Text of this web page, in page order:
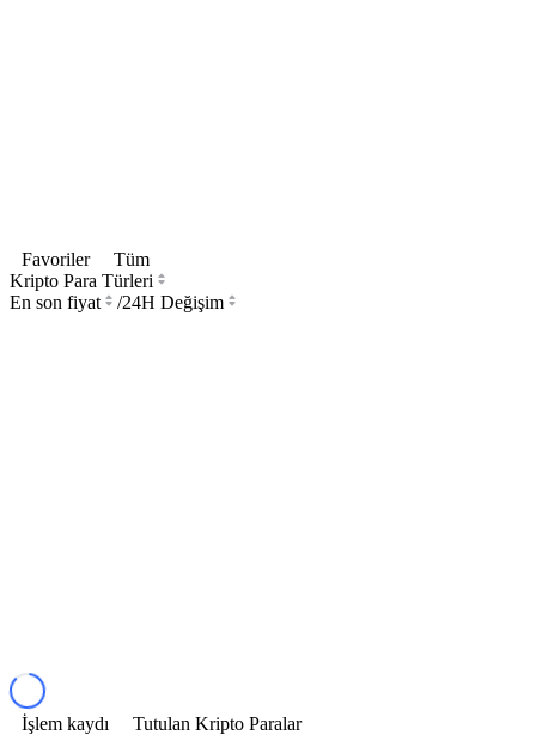
Favoriler
Tüm
Kripto Para Türleri
En son fiyat
/24H Değişim
İşlem kaydı
Tutulan Kripto Paralar